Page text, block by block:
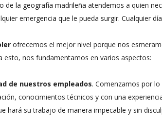
de la geografía madrileña atendemos a quien
emergencia que le pueda surgir. Cualquier
ofrecemos el mejor nivel porque nos
esto, nos fundamentamos en varios aspectos:
de nuestros empleados. Comenzamos por
conocimientos técnicos y con una
hará su trabajo de manera impecable y sin